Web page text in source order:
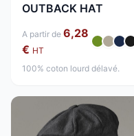
OUTBACK HAT
A partir de 6,28
€ HT
100% coton lourd délavé.